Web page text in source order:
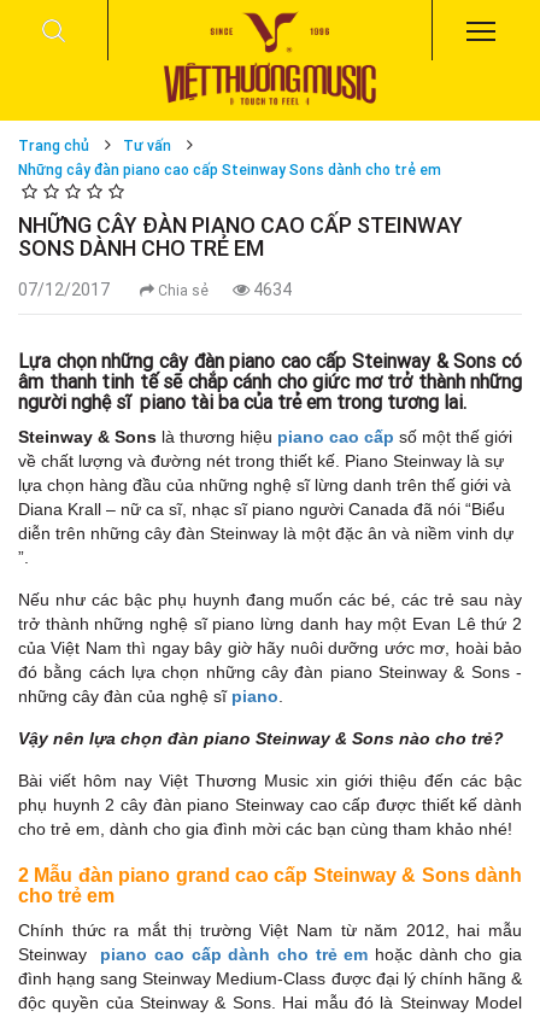
Trang chủ
Tư vấn
Những cây đàn piano cao cấp Steinway Sons dành cho trẻ em
NHỮNG CÂY ĐÀN PIANO CAO CẤP STEINWAY
SONS DÀNH CHO TRẺ EM
07/12/2017 Chia sẻ 4634
Lựa chọn những cây đàn piano cao cấp Steinway & Sons có
âm thanh tinh tế sẽ chắp cánh cho giức mơ trở thành những
người nghệ sĩ piano tài ba của trẻ em trong tương lai.
Steinway & Sons là thương hiệu piano cao cấp số một thế giới
về chất lượng và đường nét trong thiết kế. Piano Steinway là sự
lựa chọn hàng đầu của những nghệ sĩ lừng danh trên thế giới và
Diana Krall – nữ ca sĩ, nhạc sĩ piano người Canada đã nói “Biểu
diễn trên những cây đàn Steinway là một đặc ân và niềm vinh dự
”.
Nếu như các bậc phụ huynh đang muốn các bé, các trẻ sau này
trở thành những nghệ sĩ piano lừng danh hay một Evan Lê thứ 2
của Việt Nam thì ngay bây giờ hãy nuôi dưỡng ước mơ, hoài bảo
đó bằng cách lựa chọn những cây đàn piano Steinway & Sons -
những cây đàn của nghệ sĩ piano.
Vậy nên lựa chọn đàn piano Steinway & Sons nào cho trẻ?
Bài viết hôm nay Việt Thương Music xin giới thiệu đến các bậc
phụ huynh 2 cây đàn piano Steinway cao cấp được thiết kế dành
cho trẻ em, dành cho gia đình mời các bạn cùng tham khảo nhé!
2 Mẫu đàn piano grand cao cấp Steinway & Sons dành
cho trẻ em
Chính thức ra mắt thị trường Việt Nam từ năm 2012, hai mẫu
Steinway piano cao cấp dành cho trẻ em hoặc dành cho gia
đình hạng sang Steinway Medium-Class được đại lý chính hãng &
độc quyền của Steinway & Sons. Hai mẫu đó là Steinway Model